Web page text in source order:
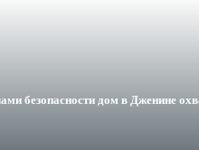
безопасности дом в Дженине